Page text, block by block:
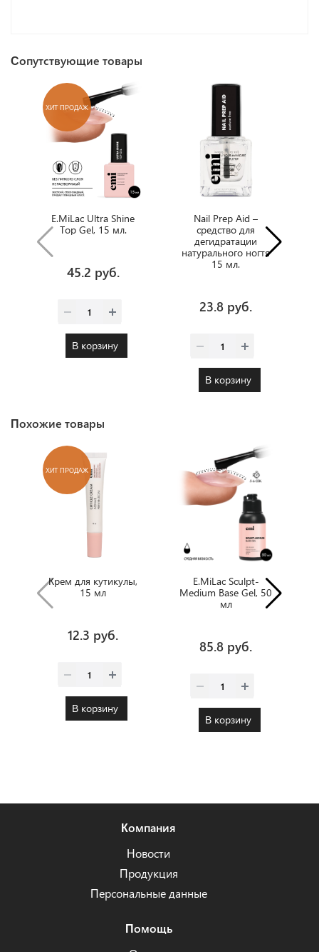
Сопутствующие товары
ХИТ ПРОДАЖ
E.MiLac Ultra Shine
Top Gel, 15 мл.
45.2 руб.
В корзину
Nail Prep Aid –
средство для
дегидратации
натурального ногтя
15 мл.
23.8 руб.
В корзину
Похожие товары
ХИТ ПРОДАЖ
Крем для кутикулы,
15 мл
12.3 руб.
В корзину
E.MiLac Sculpt-
Medium Base Gel, 50
мл
85.8 руб.
В корзину
Компания
Новости
Продукция
Персональные данные
Помощь